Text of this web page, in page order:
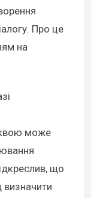
Про це
на
може
що